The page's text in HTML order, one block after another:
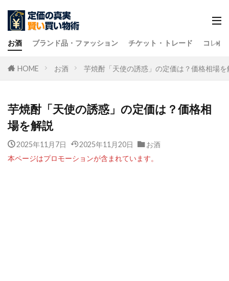
お酒 ブランド品・ファッション チケット・トレード コレク
HOME お酒 芋焼酎「天使の誘惑」の定価は？価格相場を
芋焼酎「天使の誘惑」の定価は？価格相
場を解説
2025年11月7日 2025年11月20日
お酒
本ページはプロモーションが含まれています。